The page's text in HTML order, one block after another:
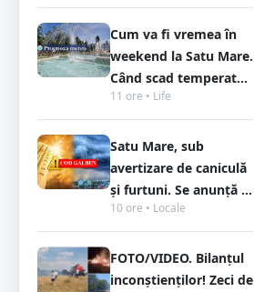
Cum va fi vremea în
weekend la Satu Mare.
Când scad temperat...
11 ore • Life
Satu Mare, sub
avertizare de caniculă
și furtuni. Se anunță ...
10 ore • Locale
FOTO/VIDEO. Bilanțul
inconștienților! Zeci de